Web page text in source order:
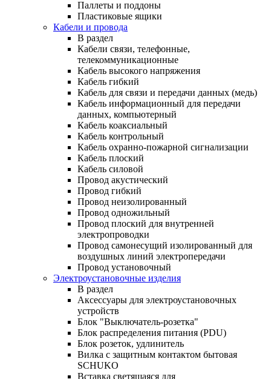
Паллеты и поддоны
Пластиковые ящики
Кабели и провода
В раздел
Кабели связи, телефонные,
телекоммуникационные
Кабель высокого напряжения
Кабель гибкий
Кабель для связи и передачи данных (медь)
Кабель информационный для передачи
данных, компьютерный
Кабель коаксиальный
Кабель контрольный
Кабель охранно-пожарной сигнализации
Кабель плоский
Кабель силовой
Провод акустический
Провод гибкий
Провод неизолированный
Провод одножильный
Провод плоский для внутренней
электропроводки
Провод самонесущий изолированный для
воздушных линий электропередачи
Провод установочный
Электроустановочные изделия
В раздел
Аксессуары для электроустановочных
устройств
Блок "Выключатель-розетка"
Блок распределения питания (PDU)
Блок розеток, удлинитель
Вилка с защитным контактом бытовая
SCHUKO
Вставка светящаяся для